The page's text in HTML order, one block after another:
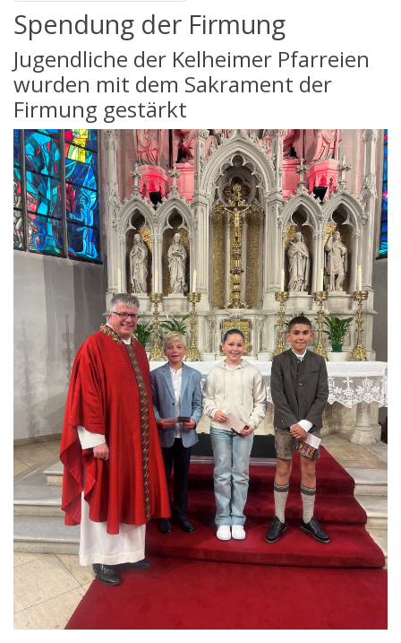
Spendung der Firmung
Jugendliche der Kelheimer Pfarreien
wurden mit dem Sakrament der
Firmung gestärkt